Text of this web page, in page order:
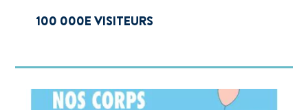
100 000E VISITEURS